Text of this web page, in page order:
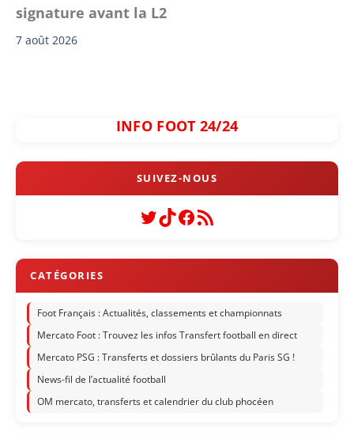
signature avant la L2
7 août 2026
INFO FOOT 24/24
Twitter
TikTok
Facebook
Flux RSS
Foot Français : Actualités, classements et championnats
Mercato Foot : Trouvez les infos Transfert football en direct
Mercato PSG : Transferts et dossiers brûlants du Paris SG !
News-fil de l’actualité football
OM mercato, transferts et calendrier du club phocéen